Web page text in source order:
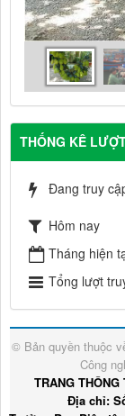
THỐNG KÊ
Đang truy
Hôm nay
Tháng hiện
Tổng lượt
© Bản quyền thuộc
Công
TRANG
Địa chỉ: